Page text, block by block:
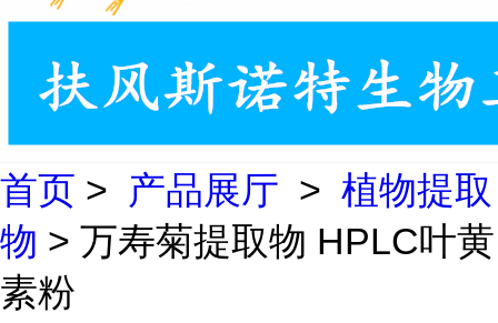
首页 > 产品展厅 > 植物提取
物 > 万寿菊提取物 HPLC叶黄
素粉